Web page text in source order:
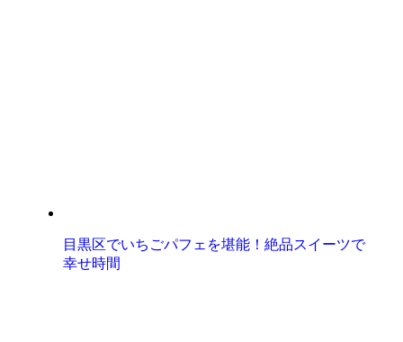
目黒区でいちごパフェを堪能！絶品スイーツで
幸せ時間